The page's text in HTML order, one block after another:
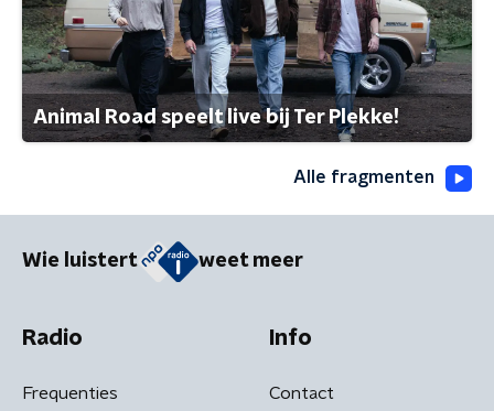
Animal Road speelt live bij Ter Plekke!
Alle fragmenten
Wie luistert weet meer
Radio
Frequenties
Info
Contact